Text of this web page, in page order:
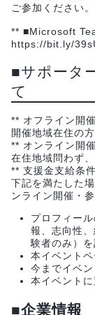
ご参加ください。
** ■Microsoft
https://bit.ly/
■サポータ
て
** オフライン開
開催地域在住の
** オンライン開
在住地域問わず
** 支援金支給条
下記を満たした
ンライン開催・参
プロフィー
報、志向性
験者のみ）
本イベント
今までイベ
本イベント
■企業情報